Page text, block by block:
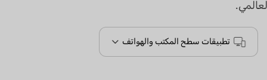
تطبيقات سطح المكتب والهواتف